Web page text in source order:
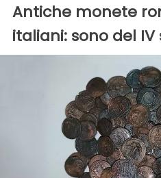
Antiche monete
italiani: sono del IV